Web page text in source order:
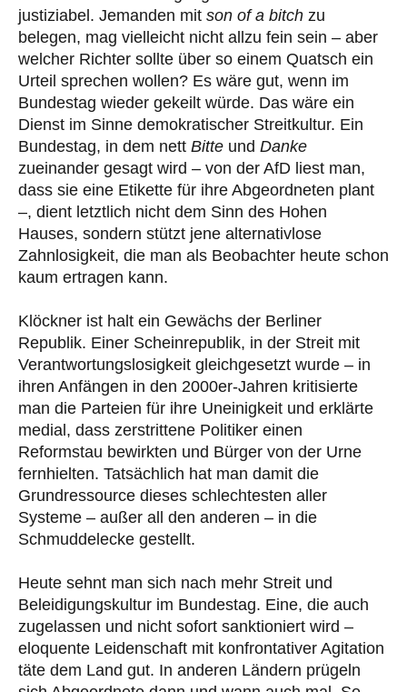
justiziabel. Jemanden mit son of a bitch zu
belegen, mag vielleicht nicht allzu fein sein – aber
welcher Richter sollte über so einem Quatsch ein
Urteil sprechen wollen? Es wäre gut, wenn im
Bundestag wieder gekeilt würde. Das wäre ein
Dienst im Sinne demokratischer Streitkultur. Ein
Bundestag, in dem nett Bitte und Danke
zueinander gesagt wird – von der AfD liest man,
dass sie eine Etikette für ihre Abgeordneten plant
–, dient letztlich nicht dem Sinn des Hohen
Hauses, sondern stützt jene alternativlose
Zahnlosigkeit, die man als Beobachter heute schon
kaum ertragen kann.
Klöckner ist halt ein Gewächs der Berliner
Republik. Einer Scheinrepublik, in der Streit mit
Verantwortungslosigkeit gleichgesetzt wurde – in
ihren Anfängen in den 2000er-Jahren kritisierte
man die Parteien für ihre Uneinigkeit und erklärte
medial, dass zerstrittene Politiker einen
Reformstau bewirkten und Bürger von der Urne
fernhielten. Tatsächlich hat man damit die
Grundressource dieses schlechtesten aller
Systeme – außer all den anderen – in die
Schmuddelecke gestellt.
Heute sehnt man sich nach mehr Streit und
Beleidigungskultur im Bundestag. Eine, die auch
zugelassen und nicht sofort sanktioniert wird –
eloquente Leidenschaft mit konfrontativer Agitation
täte dem Land gut. In anderen Ländern prügeln